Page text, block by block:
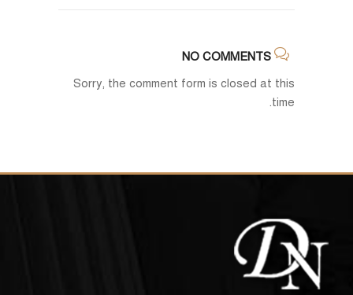
NO COMMENTS
Sorry, the comment form is closed at this
time.